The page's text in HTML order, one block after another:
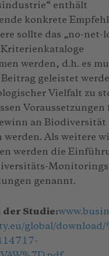
enthält
konkrete
sollte das „no-net-
werden, d.h. es
geleistet
Vielfalt zu
Voraussetzungen
an Biodiversität
werden. Als weitere
werden die
Monitorings
genannt.
der Studie:
global/download/